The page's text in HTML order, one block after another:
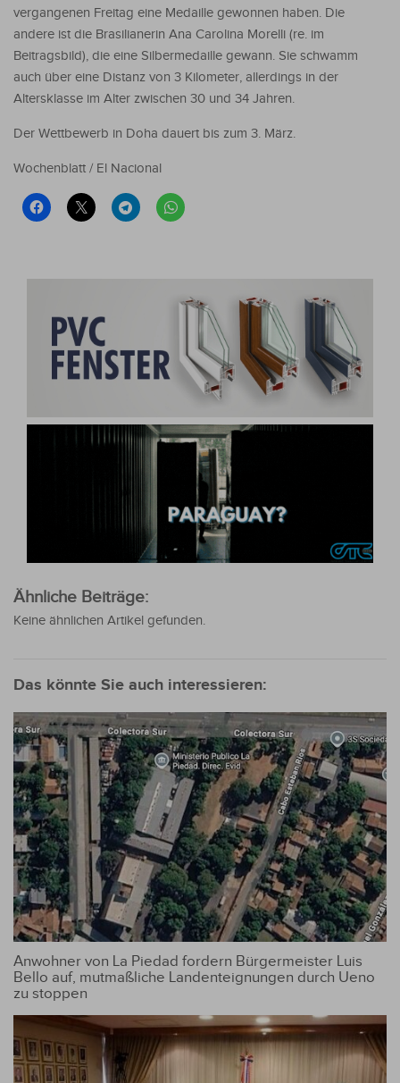
vergangenen Freitag eine Medaille gewonnen haben. Die
andere ist die Brasilianerin Ana Carolina Morelli (re. im
Beitragsbild), die eine Silbermedaille gewann. Sie schwamm
auch über eine Distanz von 3 Kilometer, allerdings in der
Altersklasse im Alter zwischen 30 und 34 Jahren.
Der Wettbewerb in Doha dauert bis zum 3. März.
Wochenblatt / El Nacional
Ähnliche Beiträge:
Keine ähnlichen Artikel gefunden.
Das könnte Sie auch interessieren:
Anwohner von La Piedad fordern Bürgermeister Luis
Bello auf, mutmaßliche Landenteignungen durch Ueno
zu stoppen